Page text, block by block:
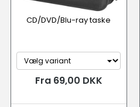
CD/DVD/Blu-ray taske
Fra 69,00 DKK